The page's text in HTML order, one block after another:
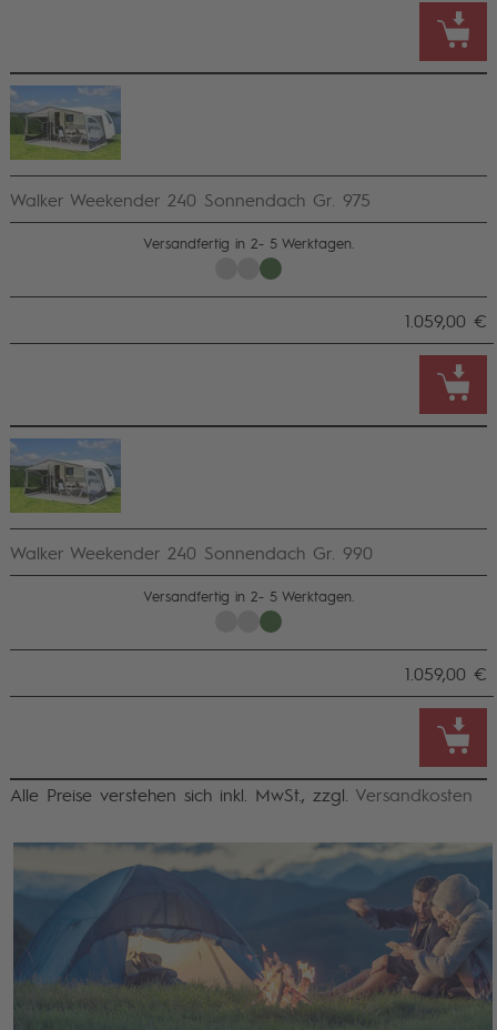
Walker Weekender 240 Sonnendach Gr. 975
Versandfertig in 2- 5 Werktagen.
1.059,00 €
Walker Weekender 240 Sonnendach Gr. 990
Versandfertig in 2- 5 Werktagen.
1.059,00 €
Alle Preise verstehen sich inkl. MwSt., zzgl. Versandkosten